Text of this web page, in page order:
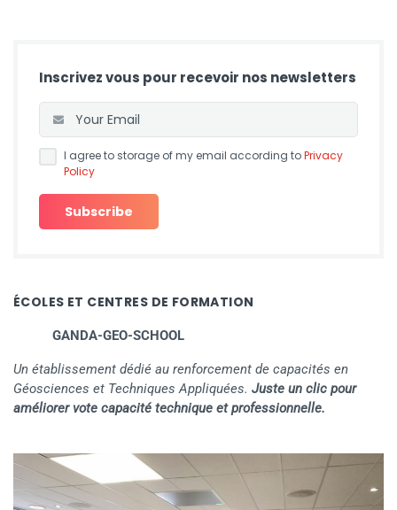
Inscrivez vous pour recevoir nos newsletters
I agree to storage of my email according toPrivacy
Policy
ÉCOLES ET CENTRES DE FORMATION
GANDA-GEO-SCHOOL
Un établissement dédié au renforcement de capacités en
Géosciences et Techniques Appliquées. Juste un clic pour
améliorer vote capacité technique et professionnelle.